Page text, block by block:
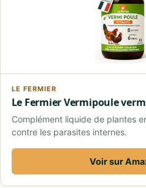
LE FERMIER
Le Fermier Vermipoule
Complément liquide de plantes
contre les parasites internes.
Voir sur